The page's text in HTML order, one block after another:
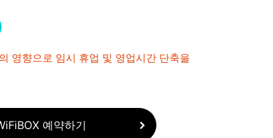
영향으로 임시 휴업 및 영업시간 단축을
예약하기